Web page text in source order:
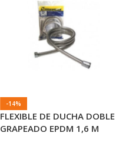
-14%
FLEXIBLE DE DUCHA DOBLE
GRAPEADO EPDM 1,6 M